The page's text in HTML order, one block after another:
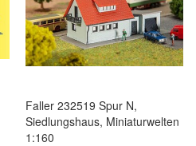
Faller 232519 Spur N,
Siedlungshaus, Miniaturwelten
1:160